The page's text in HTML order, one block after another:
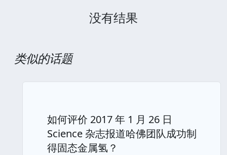
没有结果
类似的话题
如何评价 2017 年 1 月 26 日
Science 杂志报道哈佛团队成功制
得固态金属氢？